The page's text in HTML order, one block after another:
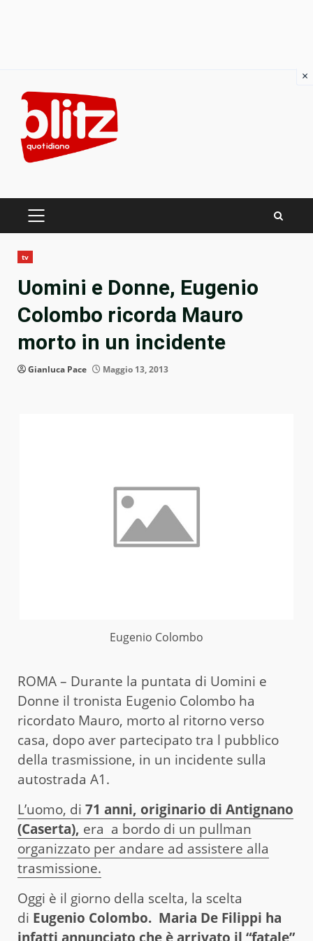
content
PRIMARY
tv
Uomini e Donne, Eugenio
Colombo ricorda Mauro
morto in un incidente
Gianluca Pace Maggio 13, 2013
Eugenio Colombo
ROMA – Durante la puntata di Uomini e
Donne il tronista Eugenio Colombo ha
ricordato Mauro, morto al ritorno verso
casa, dopo aver partecipato tra l pubblico
della trasmissione, in un incidente sulla
autostrada A1.
L’uomo, di 71 anni, originario di Antignano
(Caserta), era a bordo di un pullman
organizzato per andare ad assistere alla
trasmissione.
Oggi è il giorno della scelta, la scelta
di Eugenio Colombo. Maria De Filippi ha
×